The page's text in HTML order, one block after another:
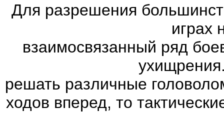
Для разрешения
играх
взаимосвязанный ряд
решать различные
ходов вперед, то